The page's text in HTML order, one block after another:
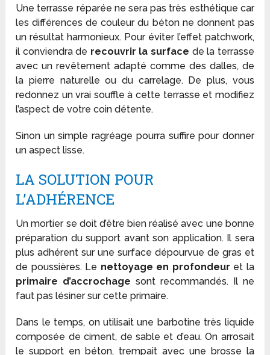
Une terrasse réparée ne sera pas très esthétique car
les différences de couleur du béton ne donnent pas
un résultat harmonieux. Pour éviter l’effet patchwork,
il conviendra de recouvrir la surface de la terrasse
avec un revêtement adapté comme des dalles, de
la pierre naturelle ou du carrelage. De plus, vous
redonnez un vrai souffle à cette terrasse et modifiez
l’aspect de votre coin détente.
Sinon un simple ragréage pourra suffire pour donner
un aspect lisse.
LA SOLUTION POUR
L’ADHÉRENCE
Un mortier se doit d’être bien réalisé avec une bonne
préparation du support avant son application. Il sera
plus adhérent sur une surface dépourvue de gras et
de poussières. Le nettoyage en profondeur et la
primaire d’accrochage sont recommandés. Il ne
faut pas lésiner sur cette primaire.
Dans le temps, on utilisait une barbotine très liquide
composée de ciment, de sable et d’eau. On arrosait
le support en béton, trempait avec une brosse la